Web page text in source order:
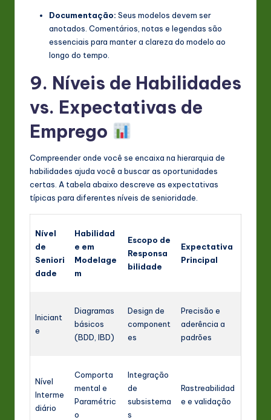
Documentação: Seus modelos devem ser
anotados. Comentários, notas e legendas são
essenciais para manter a clareza do modelo ao
longo do tempo.
9. Níveis de Habilidades
vs. Expectativas de
Emprego
Compreender onde você se encaixa na hierarquia de
habilidades ajuda você a buscar as oportunidades
certas. A tabela abaixo descreve as expectativas
típicas para diferentes níveis de senioridade.
Nível
de
Seniori
dade
Habilidad
e em
Modelage
m
Escopo de
Responsa
bilidade
Expectativa
Principal
Iniciant
e
Diagramas
básicos
(BDD, IBD)
Design de
component
es
Precisão e
aderência a
padrões
Nível
Interme
diário
Comporta
mental e
Paramétric
o
Integração
de
subsistema
s
Rastreabilidad
e e validação